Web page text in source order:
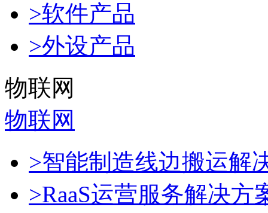
>软件产品
>外设产品
物联网
物联网
>智能制造线边搬运解
>RaaS运营服务解决方